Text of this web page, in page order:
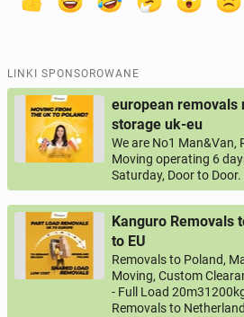
LINKI SPONSOROWANE
european removals
storage uk-eu
We are No1 Man&Van,
Moving operating 6
Saturday, Door to Door.
Kanguro Removals
to EU
Removals to Poland,
Moving, Custom
- Full Load
Removals to